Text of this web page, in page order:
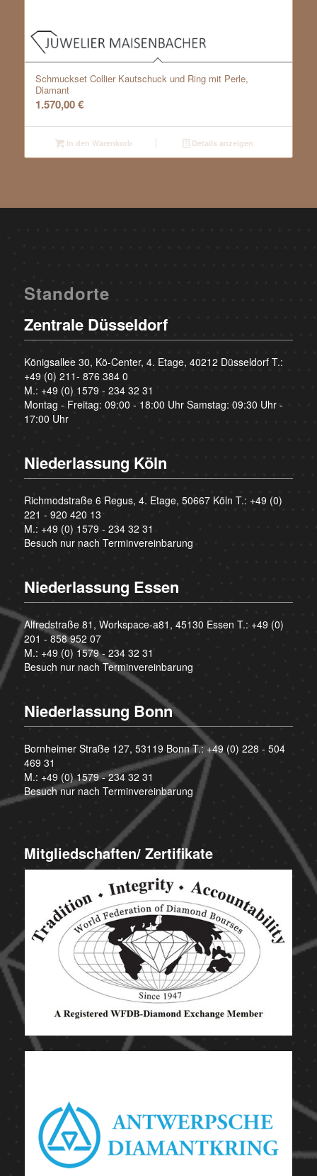
Schmuckset Collier Kautschuck und Ring mit Perle,
Diamant
1.570,00€
In den Warenkorb Details anzeigen
Standorte
Zentrale Düsseldorf
Königsallee 30, Kö-Center, 4. Etage, 40212 Düsseldorf T.:
+49 (0) 211- 876 384 0
M.: +49 (0) 1579 - 234 32 31
Montag - Freitag: 09:00 - 18:00 Uhr Samstag: 09:30 Uhr -
17:00 Uhr
Niederlassung Köln
Richmodstraße 6 Regus, 4. Etage, 50667 Köln T.: +49 (0)
221 - 920 420 13
M.: +49 (0) 1579 - 234 32 31
Besuch nur nach Terminvereinbarung
Niederlassung Essen
Alfredstraße 81, Workspace-a81, 45130 Essen T.: +49 (0)
201 - 858 952 07
M.: +49 (0) 1579 - 234 32 31
Besuch nur nach Terminvereinbarung
Niederlassung Bonn
Bornheimer Straße 127, 53119 Bonn T.:+49 (0) 228 - 504
469 31
M.: +49 (0) 1579 - 234 32 31
Besuch nur nach Terminvereinbarung
Mitgliedschaften/ Zertifikate